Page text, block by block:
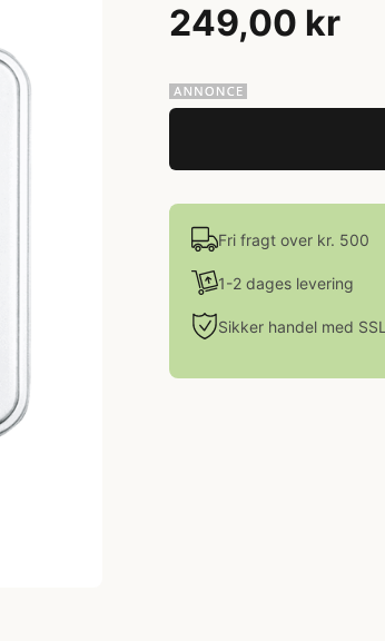
249,00 kr
Fri fragt over kr. 500
1-2 dages levering
Sikker handel med